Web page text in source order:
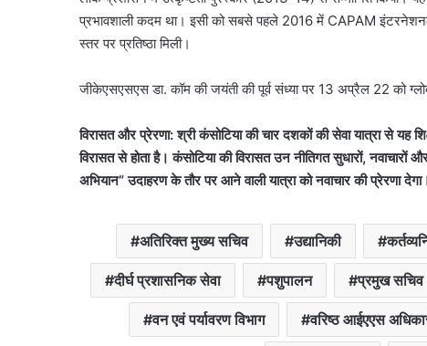
प्रभावशाली कदम था। इसी को सबसे पहले 2016 में CAPAM
स्तर पर प्रतिष्ठा मिली।
जीकेएसएसएस डा. कॉम की जयंती की पूर्व संध्या पर 13 अप्रैल 22 को
विरासत और प्रेरणा:श्री कंसोटिया की चार दशकों की सेवा यात्रा से यह
विरासत से होता है। कंसोटिया की विरासत उन नीतिगत सुधारों,नवाचारों
अभियान”उदाहरण के तौर पर आने वाली यात्रा को नवाचार की प्रेरणा
अतिरिक्त मुख्य सचिव उद्यानिकी
दीर्घ प्रशासनिक सेवा पशुपालन प्रमुख सचिव
वन एवं पर्यावरण विभाग वरिष्ठ आईएएस